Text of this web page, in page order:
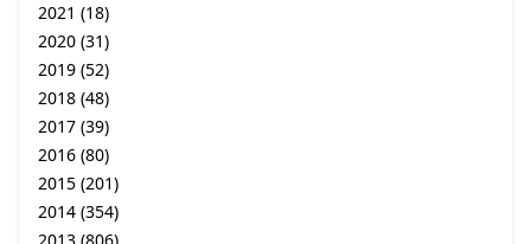
2021 (18)
2020 (31)
2019 (52)
2018 (48)
2017 (39)
2016 (80)
2015 (201)
2014 (354)